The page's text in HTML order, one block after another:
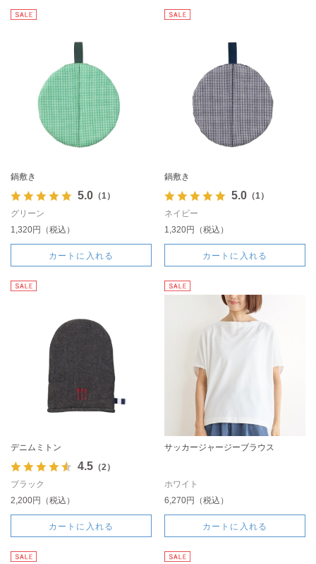
鍋敷き
5.0（1）
グリーン
1,320円（税込）
カートに入れる
鍋敷き
5.0（1）
ネイビー
1,320円（税込）
カートに入れる
デニムミトン
4.5（2）
ブラック
2,200円（税込）
カートに入れる
サッカージャージーブラウス
ホワイト
6,270円（税込）
カートに入れる